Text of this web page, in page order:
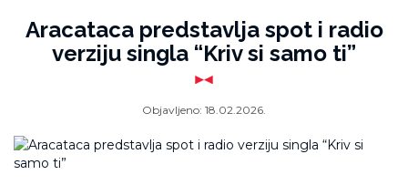
Aracataca predstavlja spot i radio
verziju singla “Kriv si samo ti”
Objavljeno: 18.02.2026.